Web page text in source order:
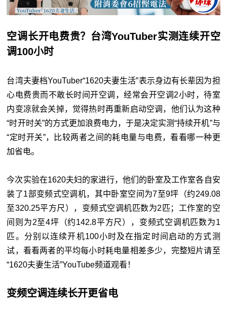
空调长开电费贵？台湾YouTuber实测连续开空
调100小时
台湾夫妻档YouTuber“1620夫妻生活”表示身边有长辈因为担
心电费贵而不敢长时间开空调，经常会开空调2小时，待室
内变凉就会关掉，觉得热时再重新启动空调，他们认为这种
“时开时关”的方式更加浪费电力，于是决定实测“持续开机”与
“定时开关”，比较两者之间的耗电量与电费，看看哪一种更
加省电。
今次实验在1620夫妇的家进行，他们的卧室及工作室各自安
装了1部变频式空调机，其中卧室空间为7至9坪（约249.08
至320.25平方尺），变频式空调机匹数为2匹；工作室的空
间则为2至4坪（约142.8平方尺），变频式空调机匹数为1
匹。分别以连续开机100小时及在指定时间启动的方式测
试，看看两者的平均每小时耗电量相差多少，完整短片请至
“1620夫妻生活”YouTube频道观看！
变频空调连续长开更省电